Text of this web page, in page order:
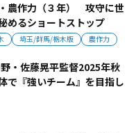
農作力（３年） 攻守に世
めるショートストップ
埼玉/群馬/栃木版 農作力
・佐藤晃平監督2025年秋
で『強いチーム』を目指し